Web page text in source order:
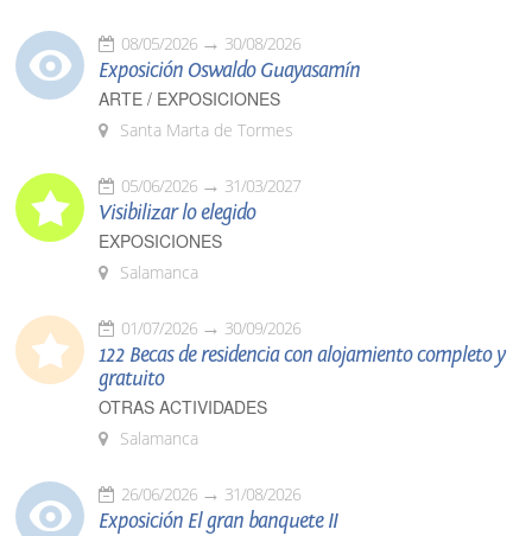
08/05/2026 30/08/2026
Exposición Oswaldo Guayasamín
ARTE / EXPOSICIONES
Santa Marta de Tormes
05/06/2026 31/03/2027
Visibilizar lo elegido
EXPOSICIONES
Salamanca
01/07/2026 30/09/2026
122 Becas de residencia con alojamiento completo y
gratuito
OTRAS ACTIVIDADES
Salamanca
26/06/2026 31/08/2026
Exposición El gran banquete II